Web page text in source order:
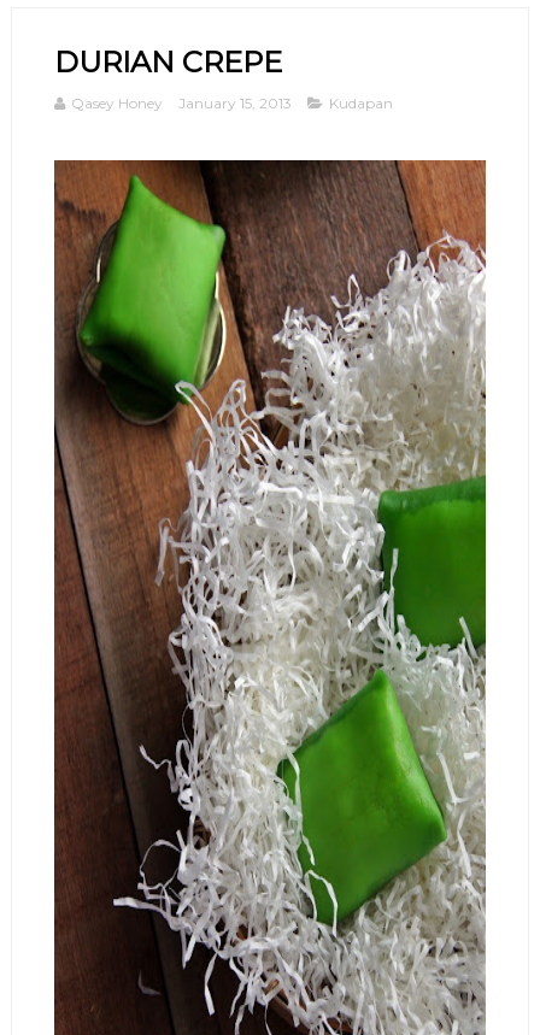
DURIAN CREPE
Qasey Honey January 15, 2013 Kudapan